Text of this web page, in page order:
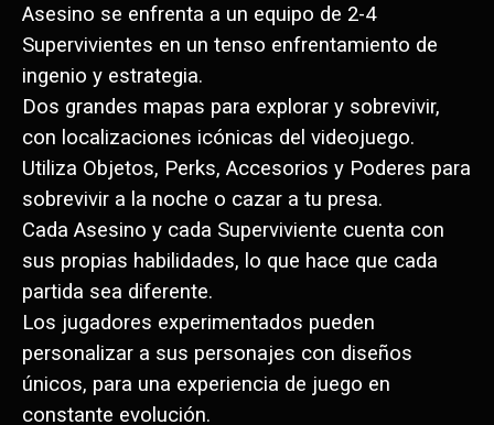
Asesino se enfrenta a un equipo de 2-4
Supervivientes en un tenso enfrentamiento de
ingenio y estrategia.
Dos grandes mapas para explorar y sobrevivir,
con localizaciones icónicas del videojuego.
Utiliza Objetos, Perks, Accesorios y Poderes para
sobrevivir a la noche o cazar a tu presa.
Cada Asesino y cada Superviviente cuenta con
sus propias habilidades, lo que hace que cada
partida sea diferente.
Los jugadores experimentados pueden
personalizar a sus personajes con diseños
únicos, para una experiencia de juego en
constante evolución.